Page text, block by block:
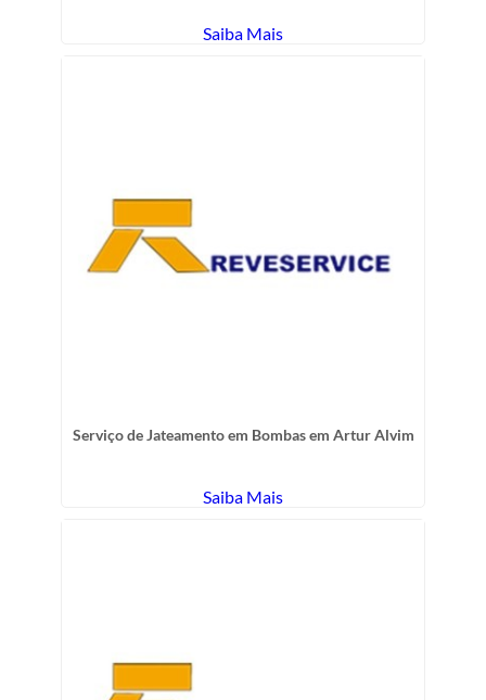
Saiba Mais
Serviço de Jateamento em Bombas em Artur Alvim
Saiba Mais